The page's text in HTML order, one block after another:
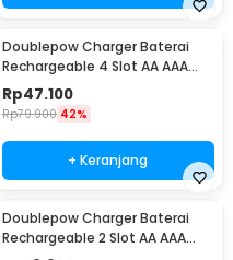
Doublepow Charger Baterai
Rechargeable 4 Slot AA AAA
with AA 4 PCS - DP-B02
Rp47.100
Rp79.900 42%
+ Keranjang
Doublepow Charger Baterai
Rechargeable 2 Slot AA AAA